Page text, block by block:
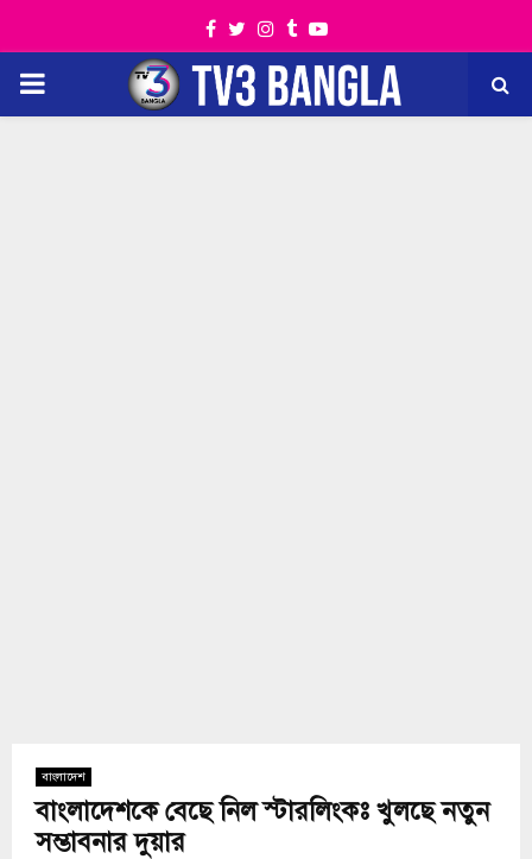
Facebook
TwitterInstagram
TumblrYoutube
PRIMARY
বাংলাদেশ
বাংলাদেশকে বেছে নিল স্টারলিংকঃ খুলছে নতুন
সম্ভাবনার দুয়ার